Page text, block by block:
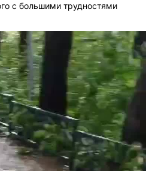
с большими трудностями